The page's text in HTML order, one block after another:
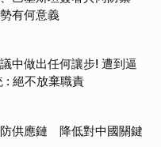
有何意義
中做出任何讓步! 遭到逼
: 絕不放棄職責
供應鏈 降低對中國關鍵